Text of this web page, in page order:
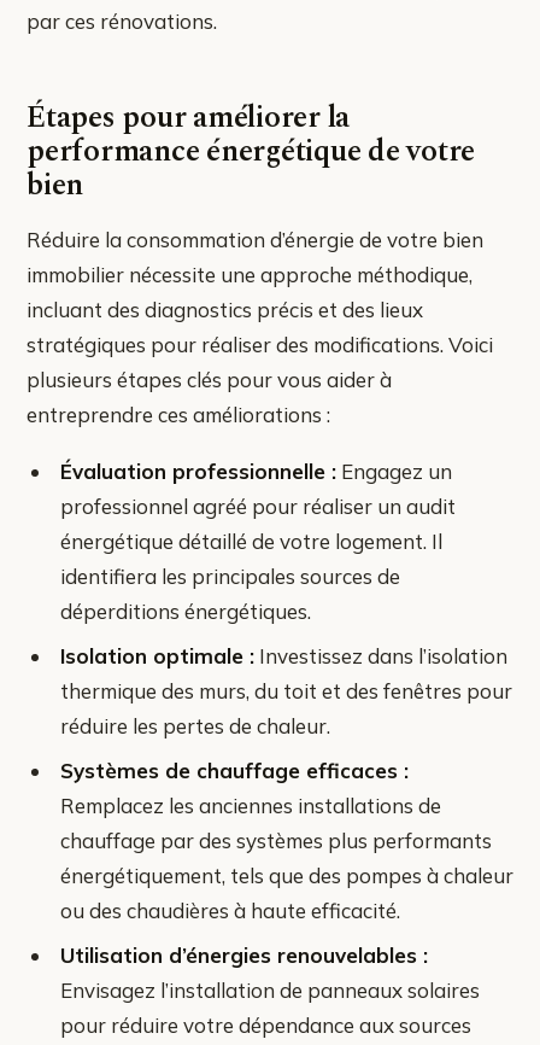
par ces rénovations.
Étapes pour améliorer la
performance énergétique de votre
bien
Réduire la consommation d’énergie de votre bien
immobilier nécessite une approche méthodique,
incluant des diagnostics précis et des lieux
stratégiques pour réaliser des modifications. Voici
plusieurs étapes clés pour vous aider à
entreprendre ces améliorations :
Évaluation professionnelle : Engagez un
professionnel agréé pour réaliser un audit
énergétique détaillé de votre logement. Il
identifiera les principales sources de
déperditions énergétiques.
Isolation optimale : Investissez dans l’isolation
thermique des murs, du toit et des fenêtres pour
réduire les pertes de chaleur.
Systèmes de chauffage efficaces :
Remplacez les anciennes installations de
chauffage par des systèmes plus performants
énergétiquement, tels que des pompes à chaleur
ou des chaudières à haute efficacité.
Utilisation d’énergies renouvelables :
Envisagez l’installation de panneaux solaires
pour réduire votre dépendance aux sources